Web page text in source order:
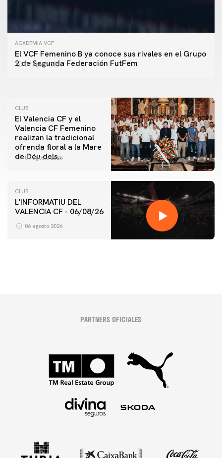
ACADEMIA VCF
El VCF Femenino B ya conoce sus rivales en el Grupo
2 de Segunda Federación FutFem
07 agosto 2026
PRIMER EQUIPO
ENTRENAMIENTO DEL VALENCIA CF 7/8/2026
CLUB
El Valencia CF y el
Valencia CF Femenino
realizan la tradicional
ofrenda floral a la Mare
de Déu dels
07 agosto 2026
CLUB
L'INFORMATIU DEL
VALENCIA CF - 06/08/26
06 agosto 2026
PRIMER EQUIPO
ENTRENAMIENTO DEL VALENCIA CF 6/8/2026
PARTNERS OFICIALES